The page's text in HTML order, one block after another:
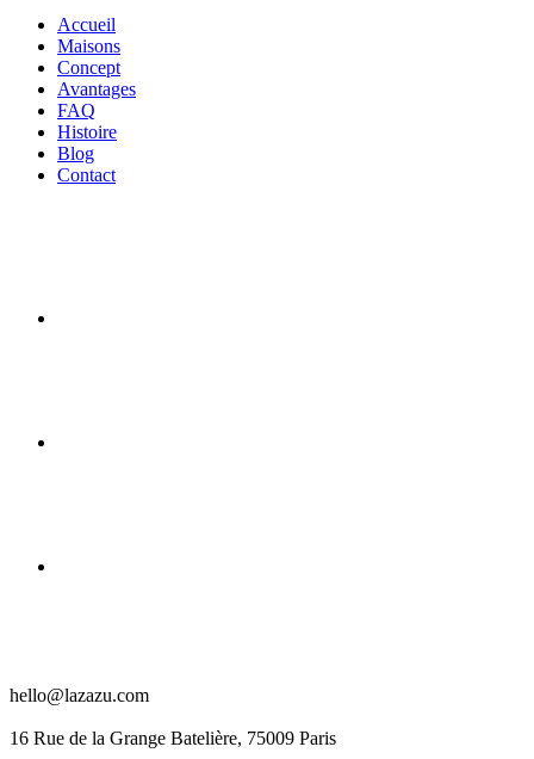
Accueil
Maisons
Concept
Avantages
FAQ
Histoire
Blog
Contact
hello@lazazu.com
16 Rue de la Grange Batelière, 75009 Paris